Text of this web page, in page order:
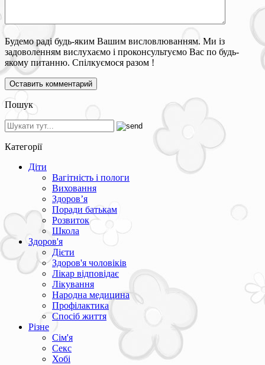
Будемо раді будь-яким Вашим висловлюванням. Ми із
задоволенням вислухаємо і проконсультуємо Вас по будь-
якому питанню. Спілкуємося разом !
Пошук
Категорії
Діти
Вагітність і пологи
Виховання
Здоров’я
Поради батькам
Розвиток
Школа
Здоров'я
Дієти
Здоров'я чоловіків
Лікар відповідає
Лікування
Народна медицина
Профілактика
Спосіб життя
Різне
Сім'я
Секс
Хобі